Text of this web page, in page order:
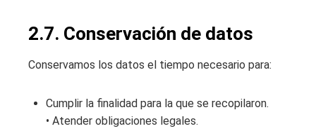
2.7. Conservación de datos
Conservamos los datos el tiempo necesario para:
Cumplir la finalidad para la que se recopilaron.
• Atender obligaciones legales.